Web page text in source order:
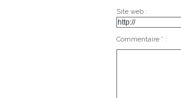
Site web :
Commentaire * :